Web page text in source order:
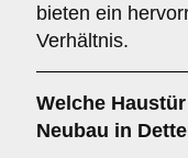
bieten ein
Verhältnis.
Welche
Neubau in